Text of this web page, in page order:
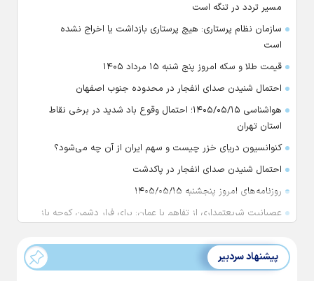
مسیر تردد در تنگه است
سازمان نظام پرستاری: هیچ پرستاری بازداشت یا اخراج نشده
است
قیمت طلا و سکه امروز پنج شنبه ۱۵ مرداد ۱۴۰۵
احتمال شنیدن صدای انفجار در محدوده جنوب اصفهان
هواشناسی ۱۴۰۵/۰۵/۱۵؛ احتمال وقوع باد شدید در برخی نقاط
استان تهران
کنوانسیون دریای خزر چیست و سهم ایران از آن چه می‌شود؟
احتمال شنیدن صدای انفجار در پاکدشت
روزنامه‌های امروز پنجشنبه ۱۴۰۵/۰۵/۱۵
عصبانیت شریعتمداری از تفاهم با عمان: برای فرار دشمن کوچه باز
ترامپ: در حال ساخت یک پایگاه نظامی در زیر کاخ سفید هستیم
وال‌استریت: ایران و عمان بر سر طرح بازگشایی تنگه هرمز به
پیشنهاد سردبیر